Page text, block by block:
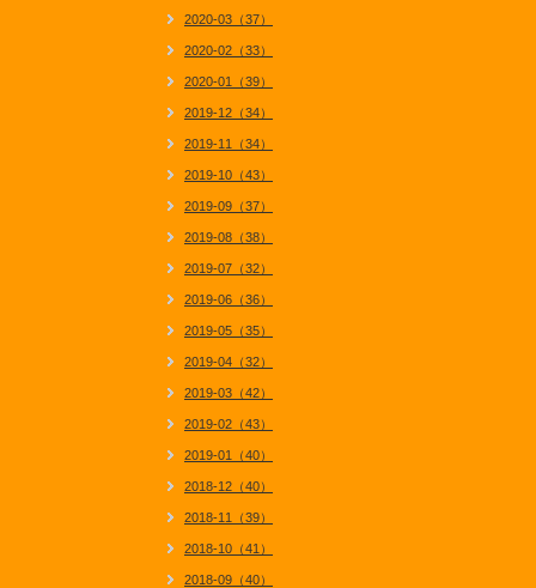
2020-03（37）
2020-02（33）
2020-01（39）
2019-12（34）
2019-11（34）
2019-10（43）
2019-09（37）
2019-08（38）
2019-07（32）
2019-06（36）
2019-05（35）
2019-04（32）
2019-03（42）
2019-02（43）
2019-01（40）
2018-12（40）
2018-11（39）
2018-10（41）
2018-09（40）